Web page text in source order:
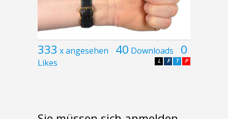
333 x angesehen 40 Downloads 0
Likes P
T
F
L